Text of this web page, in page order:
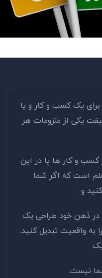
یک کسب و کار و یا
یکی از ملزومات هر
کسب و کار ها پا در این
است که اگر شما
و
در ذهن خود طراحی یک
واقعیت تبدیل کنید.
یک
نیست.